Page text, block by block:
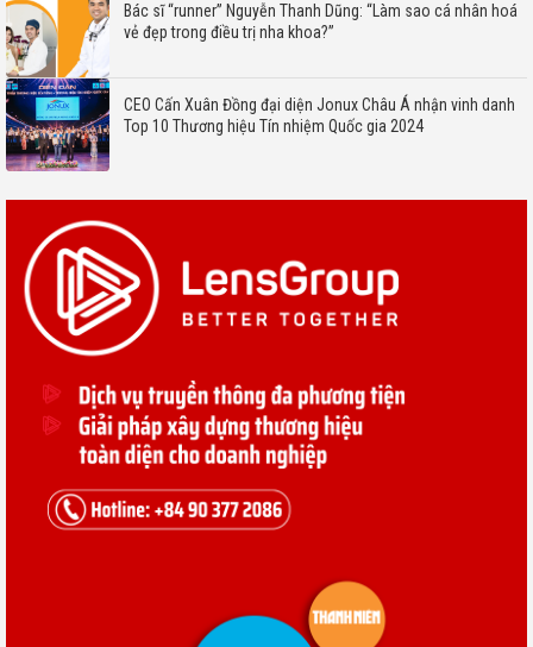
Bác sĩ “runner” Nguyễn Thanh Dũng: “Làm sao cá nhân hoá
vẻ đẹp trong điều trị nha khoa?”
CEO Cấn Xuân Đồng đại diện Jonux Châu Á nhận vinh danh
Top 10 Thương hiệu Tín nhiệm Quốc gia 2024